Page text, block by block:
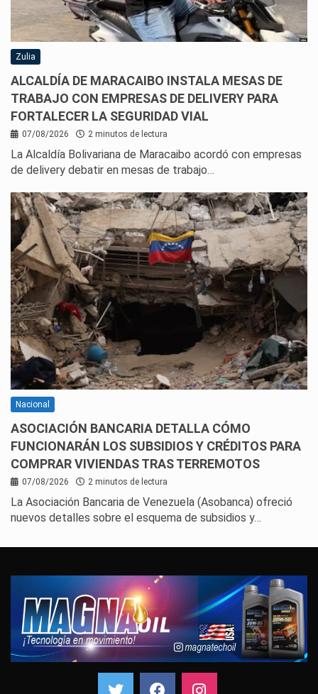
Zulia
ALCALDÍA DE MARACAIBO INSTALA MESAS DE
TRABAJO CON EMPRESAS DE DELIVERY PARA
FORTALECER LA SEGURIDAD VIAL
07/08/2026 2 minutos de lectura
La Alcaldía Bolivariana de Maracaibo acordó con empresas
de delivery debatir en mesas de trabajo…
Nacional
ASOCIACIÓN BANCARIA DETALLA CÓMO
FUNCIONARÁN LOS SUBSIDIOS Y CRÉDITOS PARA
COMPRAR VIVIENDAS TRAS TERREMOTOS
07/08/2026 2 minutos de lectura
La Asociación Bancaria de Venezuela (Asobanca) ofreció
nuevos detalles sobre el esquema de subsidios y…